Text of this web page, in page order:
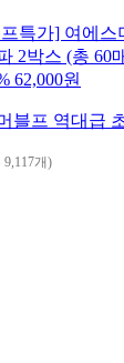
특가] 여에스
2박스 (총 60
62,000원
블프 역대급
9,117개)